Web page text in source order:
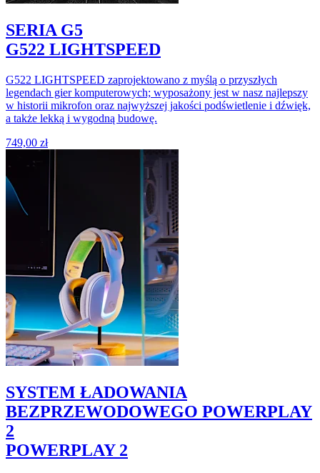
SERIA G5
G522 LIGHTSPEED
G522 LIGHTSPEED zaprojektowano z myślą o przyszłych
legendach gier komputerowych; wyposażony jest w nasz najlepszy
w historii mikrofon oraz najwyższej jakości podświetlenie i dźwięk,
a także lekką i wygodną budowę.
749,00 zł
SYSTEM ŁADOWANIA
BEZPRZEWODOWEGO POWERPLAY
2
POWERPLAY 2